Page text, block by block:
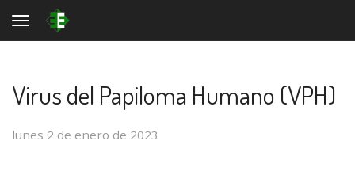
Toggle navigation
Virus del Papiloma Humano (VPH)
lunes 2 de enero de 2023